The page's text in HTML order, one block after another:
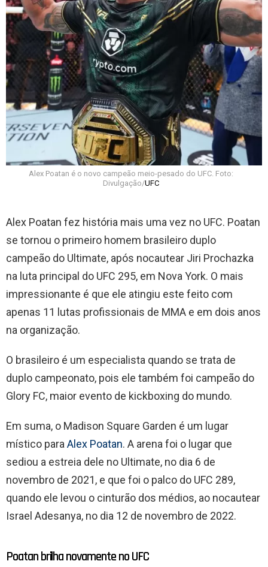
Alex Poatan é o novo campeão meio-pesado do UFC. Foto:
Divulgação/UFC
Alex Poatan fez história mais uma vez no UFC. Poatan
se tornou o primeiro homem brasileiro duplo
campeão do Ultimate, após nocautear Jiri Prochazka
na luta principal do UFC 295, em Nova York. O mais
impressionante é que ele atingiu este feito com
apenas 11 lutas profissionais de MMA e em dois anos
na organização.
O brasileiro é um especialista quando se trata de
duplo campeonato, pois ele também foi campeão do
Glory FC, maior evento de kickboxing do mundo.
Em suma, o Madison Square Garden é um lugar
místico para Alex Poatan. A arena foi o lugar que
sediou a estreia dele no Ultimate, no dia 6 de
novembro de 2021, e que foi o palco do UFC 289,
quando ele levou o cinturão dos médios, ao nocautear
Israel Adesanya, no dia 12 de novembro de 2022.
Poatan brilha novamente no UFC